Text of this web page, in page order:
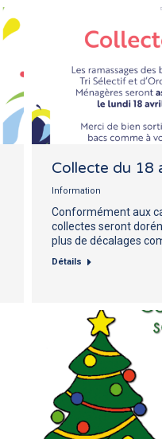
Collecte du 18
Information
Conformément aux
collectes seront
plus de décalages
Détails